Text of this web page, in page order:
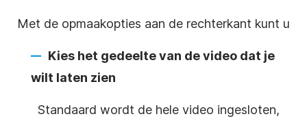
Met de opmaakopties aan de rechterkant kunt u
Kies het gedeelte van devideo dat je
wilt laten zien
Standaard wordt de hele video ingesloten,